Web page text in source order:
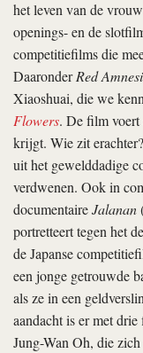
het leven van de
openings- en de
competitiefilms die
DaaronderRed
Xiaoshuai, die we
Flowers. De film voert
krijgt. Wie zit
uit het gewelddadige
verdwenen. Ook in
documentaireJalanan
portretteert tegen het
de Japanse
een jonge getrouwde
als ze in een
aandacht is er met
Jung-Wan Oh, die